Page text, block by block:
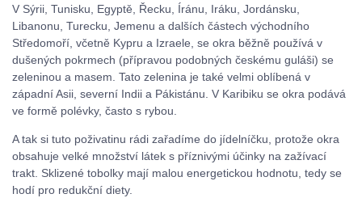
V Sýrii, Tunisku, Egyptě, Řecku, Íránu, Iráku, Jordánsku,
Libanonu, Turecku, Jemenu a dalších částech východního
Středomoří, včetně Kypru a Izraele, se okra běžně používá v
dušených pokrmech (přípravou podobných českému guláši) se
zeleninou a masem. Tato zelenina je také velmi oblíbená v
západní Asii, severní Indii a Pákistánu. V Karibiku se okra podává
ve formě polévky, často s rybou.
A tak si tuto poživatinu rádi zařadíme do jídelníčku, protože okra
obsahuje velké množství látek s příznivými účinky na zažívací
trakt. Sklizené tobolky mají malou energetickou hodnotu, tedy se
hodí pro redukční diety.